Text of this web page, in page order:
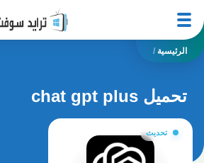
الرئيسية /
تحميل chat gpt plus
تحديث